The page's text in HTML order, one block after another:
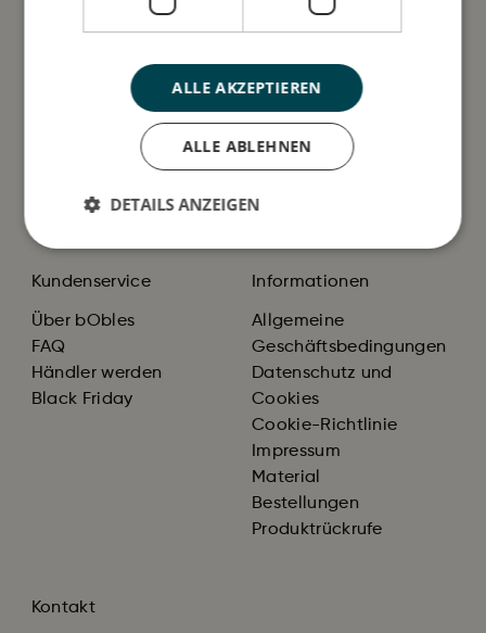
Zahlungsarten
Kundenservice
Über bObles
FAQ
Händler werden
Black Friday
Informationen
Allgemeine
Geschäftsbedingungen
Datenschutz und
Cookies
Cookie-Richtlinie
Impressum
Material
Bestellungen
Produktrückrufe
Kontakt
ALLE AKZEPTIEREN
ALLE ABLEHNEN
DETAILS ANZEIGEN